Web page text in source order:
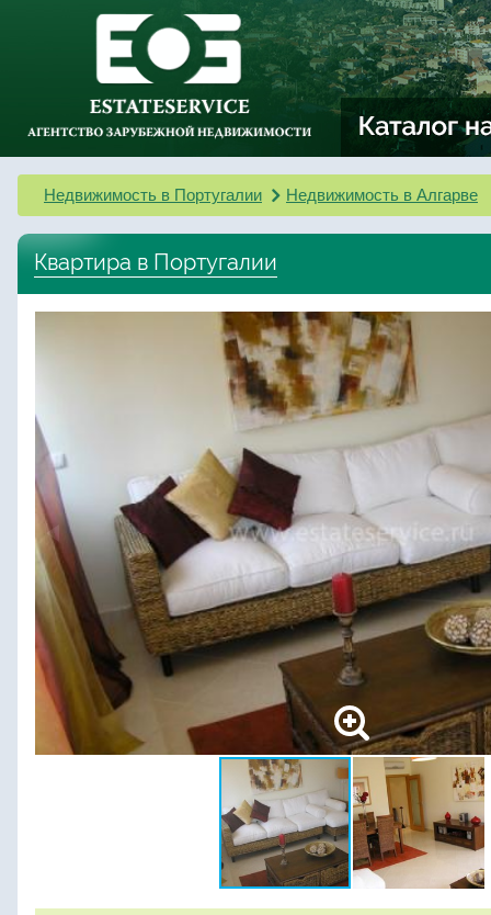
Недвижимость в Португалии Недвижимость в Алгарве
Квартира в Португалии